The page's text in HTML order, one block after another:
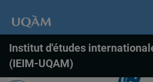
Institut d'études
(IEIM-UQAM)